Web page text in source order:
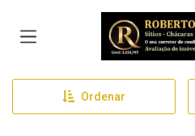
Página inicial
Ordenar